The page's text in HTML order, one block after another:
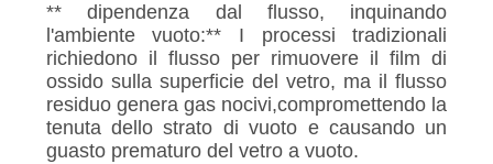
** dipendenza dal flusso, inquinando
l'ambiente vuoto:** I processi tradizionali
richiedono il flusso per rimuovere il film di
ossido sulla superficie del vetro, ma il flusso
residuo genera gas nocivi,compromettendo la
tenuta dello strato di vuoto e causando un
guasto prematuro del vetro a vuoto.